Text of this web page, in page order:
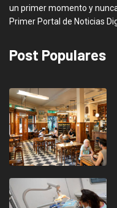
un primer momento y
Primer Portal de Noticias
Post Populares